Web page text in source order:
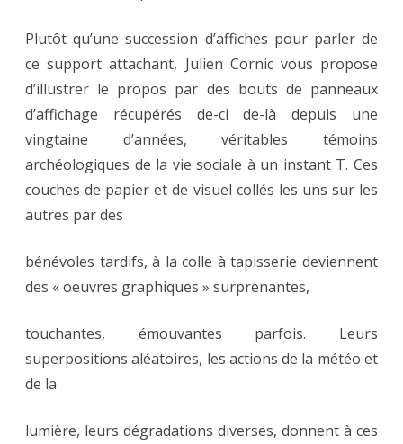
Plutôt qu’une succession d’affiches pour parler de
ce support attachant, Julien Cornic vous propose
d’illustrer le propos par des bouts de panneaux
d’affichage récupérés de-ci de-là depuis une
vingtaine d’années, véritables témoins
archéologiques de la vie sociale à un instant T. Ces
couches de papier et de visuel collés les uns sur les
autres par des
bénévoles tardifs, à la colle à tapisserie deviennent
des « oeuvres graphiques » surprenantes,
touchantes, émouvantes parfois. Leurs
superpositions aléatoires, les actions de la météo et
de la
lumière, leurs dégradations diverses, donnent à ces